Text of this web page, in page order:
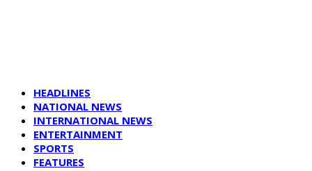
HEADLINES
NATIONAL NEWS
INTERNATIONAL NEWS
ENTERTAINMENT
SPORTS
FEATURES